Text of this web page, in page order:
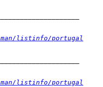
listinfo/portugal
listinfo/portugal